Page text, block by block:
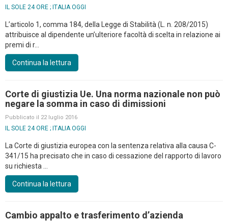
IL SOLE 24 ORE ; ITALIA OGGI
L’articolo 1, comma 184, della Legge di Stabilità (L. n. 208/2015)
attribuisce al dipendente un’ulteriore facoltà di scelta in relazione ai
premi di r...
Continua la lettura
Corte di giustizia Ue. Una norma nazionale non può
negare la somma in caso di dimissioni
Pubblicato il 22 luglio 2016
IL SOLE 24 ORE ; ITALIA OGGI
La Corte di giustizia europea con la sentenza relativa alla causa C-
341/15 ha precisato che in caso di cessazione del rapporto di lavoro
su richiesta ...
Continua la lettura
Cambio appalto e trasferimento d’azienda